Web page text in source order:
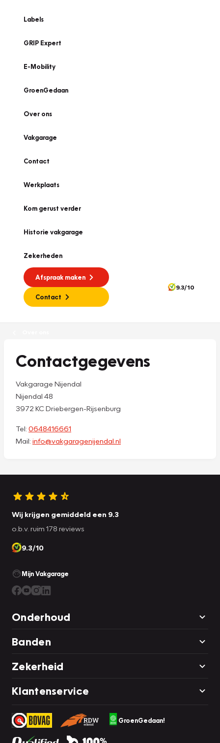
Labels
GRIP Expert
E-Mobility
GroenGedaan
Over ons
Vakgarage
Contact
Werkplaats
Kom gerust verder
Historie vakgarage
Zekerheden
Afspraak maken
Contact
9.3/10
Contactgegevens
Vakgarage Nijendal
Nijendal 48
3972 KC Driebergen-Rijsenburg
Tel: 0648416661
Mail: info@vakgaragenijendal.nl
Wij krijgen gemiddeld een 9.3
o.b.v. ruim 178 reviews
9.3/10
Mijn Vakgarage
Onderhoud
Banden
Zekerheid
Klantenservice
GroenGedaan!